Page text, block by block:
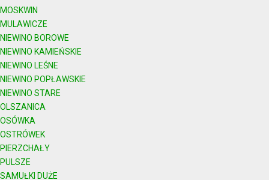
MOSKWIN
MULAWICZE
NIEWINO BOROWE
NIEWINO KAMIEŃSKIE
NIEWINO LEŚNE
NIEWINO POPŁAWSKIE
NIEWINO STARE
OLSZANICA
OSÓWKA
OSTRÓWEK
PIERZCHAŁY
PULSZE
SAMUŁKI DUŻE